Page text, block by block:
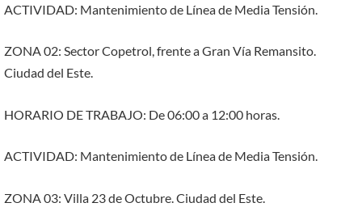
ACTIVIDAD: Mantenimiento de Línea de Media Tensión.
ZONA 02: Sector Copetrol, frente a Gran Vía Remansito.
Ciudad del Este.
HORARIO DE TRABAJO: De 06:00 a 12:00 horas.
ACTIVIDAD: Mantenimiento de Línea de Media Tensión.
ZONA 03: Villa 23 de Octubre. Ciudad del Este.